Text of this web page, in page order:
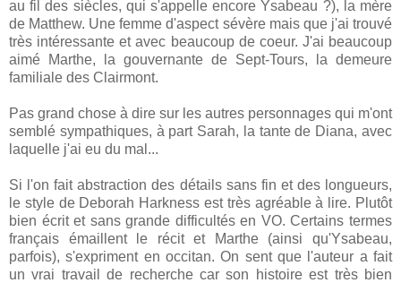
au fil des siècles, qui s'appelle encore Ysabeau ?), la mère
de Matthew. Une femme d'aspect sévère mais que j'ai trouvé
très intéressante et avec beaucoup de coeur. J'ai beaucoup
aimé Marthe, la gouvernante de Sept-Tours, la demeure
familiale des Clairmont.
Pas grand chose à dire sur les autres personnages qui m'ont
semblé sympathiques, à part Sarah, la tante de Diana, avec
laquelle j'ai eu du mal...
Si l'on fait abstraction des détails sans fin et des longueurs,
le style de Deborah Harkness est très agréable à lire. Plutôt
bien écrit et sans grande difficultés en VO. Certains termes
français émaillent le récit et Marthe (ainsi qu'Ysabeau,
parfois), s'expriment en occitan. On sent que l'auteur a fait
un vrai travail de recherche car son histoire est très bien